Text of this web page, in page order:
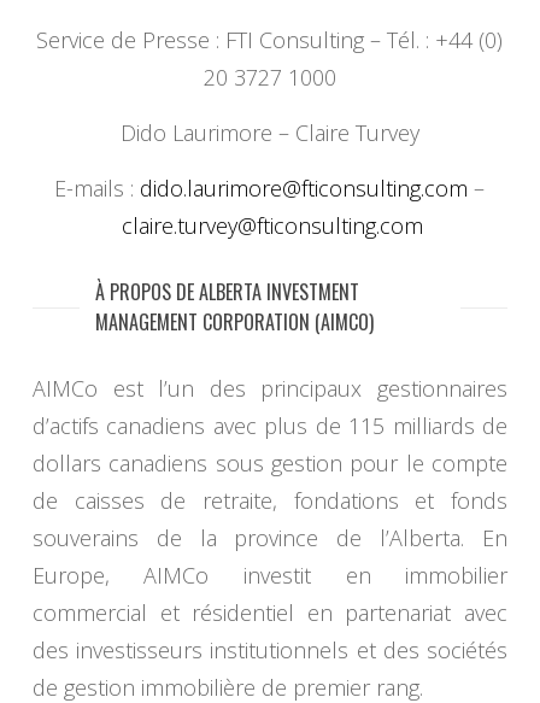
Service de Presse : FTI Consulting – Tél. : +44 (0)
20 3727 1000
Dido Laurimore – Claire Turvey
E-mails : dido.laurimore@fticonsulting.com –
claire.turvey@fticonsulting.com
À PROPOS DE ALBERTA INVESTMENT
MANAGEMENT CORPORATION (AIMCO)
AIMCo est l’un des principaux gestionnaires
d’actifs canadiens avec plus de 115 milliards de
dollars canadiens sous gestion pour le compte
de caisses de retraite, fondations et fonds
souverains de la province de l’Alberta. En
Europe, AIMCo investit en immobilier
commercial et résidentiel en partenariat avec
des investisseurs institutionnels et des sociétés
de gestion immobilière de premier rang.